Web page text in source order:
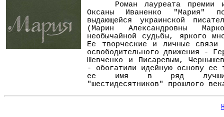
Роман лауреата премии
Оксаны Иваненко "Мария"
выдающейся украинской
(Марин Александровны
необычайной судьбы, яркого
Ее творческие и личные связи
освободительного движения -
Шевченко и Писаревым,
- обогатили идейную основу ее
ее имя в ряд лучших
"шестидесятников" прошлого